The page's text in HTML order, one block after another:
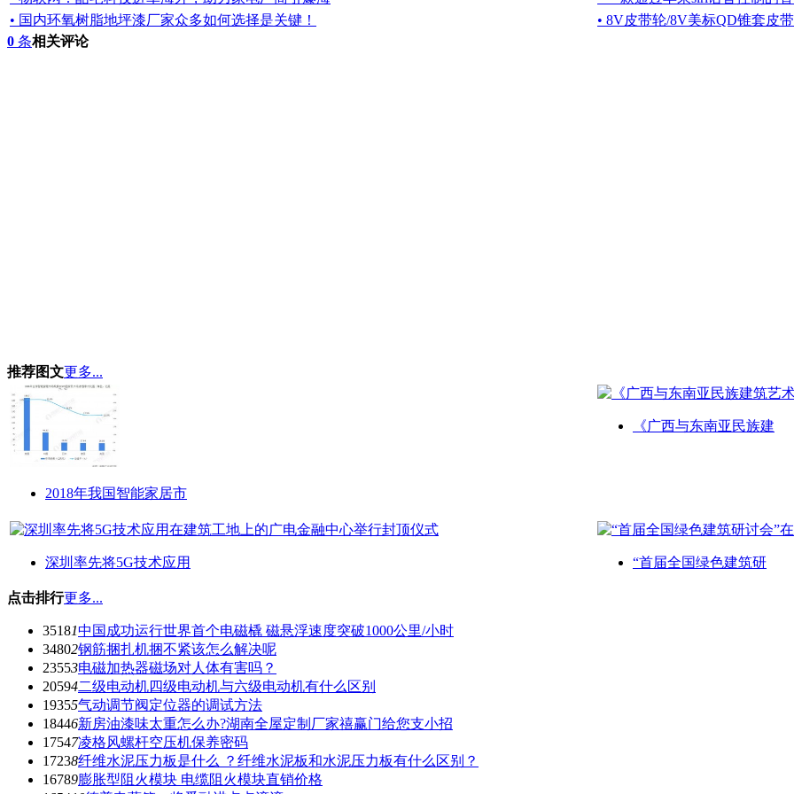
• 国内环氧树脂地坪漆厂家众多如何选择是关键！
• 8V皮带轮/8V美标QD锥套皮
0 条相关评论
推荐图文更多...
2018年我国智能家居市
《广西与东南亚民族建
深圳率先将5G技术应用 “首届全国绿色建筑研
点击排行更多...
35181中国成功运行世界首个电磁橇 磁悬浮速度突破1000公里/小时
34802钢筋捆扎机捆不紧该怎么解决呢
23553电磁加热器磁场对人体有害吗？
20594二级电动机四级电动机与六级电动机有什么区别
19355气动调节阀定位器的调试方法
18446新房油漆味太重怎么办?湖南全屋定制厂家禧赢门给您支小招
17547凌格风螺杆空压机保养密码
17238纤维水泥压力板是什么 ？纤维水泥板和水泥压力板有什么区别？
16789膨胀型阻火模块 电缆阻火模块直销价格